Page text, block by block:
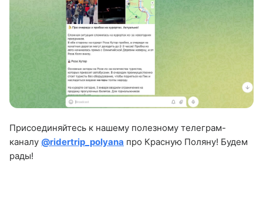
Присоединяйтесь к нашему полезному телеграм-
каналу @ridertrip_polyana про Красную Поляну! Будем
рады!